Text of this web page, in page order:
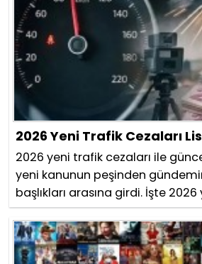
2026 Yeni Trafik Cezaları
2026 yeni trafik cezaları ile
yeni kanunun peşinden
başlıkları arasına girdi. İşte